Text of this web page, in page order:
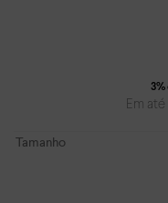
Em até
Tamanho